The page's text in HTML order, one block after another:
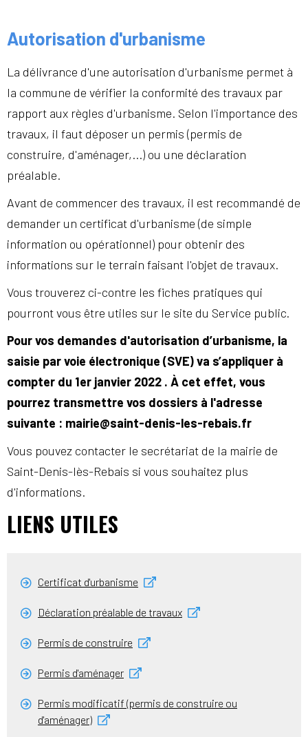
Autorisation d'urbanisme
La délivrance d'une autorisation d'urbanisme permet à
la commune de vérifier la conformité des travaux par
rapport aux règles d'urbanisme. Selon l'importance des
travaux, il faut déposer un permis (permis de
construire, d'aménager,...) ou une déclaration
préalable.
Avant de commencer des travaux, il est recommandé de
demander un certificat d'urbanisme (de simple
information ou opérationnel) pour obtenir des
informations sur le terrain faisant l'objet de travaux.
Vous trouverez ci-contre les fiches pratiques qui
pourront vous être utiles sur le site du Service public.
Pour vos demandes d'autorisation d’urbanisme, la
saisie par voie électronique (SVE) va s’appliquer à
compter du 1er janvier 2022 . À cet effet, vous
pourrez transmettre vos dossiers à l'adresse
suivante : mairie@saint-denis-les-rebais.fr
Vous pouvez contacter le secrétariat de la mairie de
Saint-Denis-lès-Rebais si vous souhaitez plus
d'informations.
LIENS UTILES
Certificat d'urbanisme
Déclaration préalable de travaux
Permis de construire
Permis d'aménager
Permis modificatif (permis de construire ou
d'aménager)